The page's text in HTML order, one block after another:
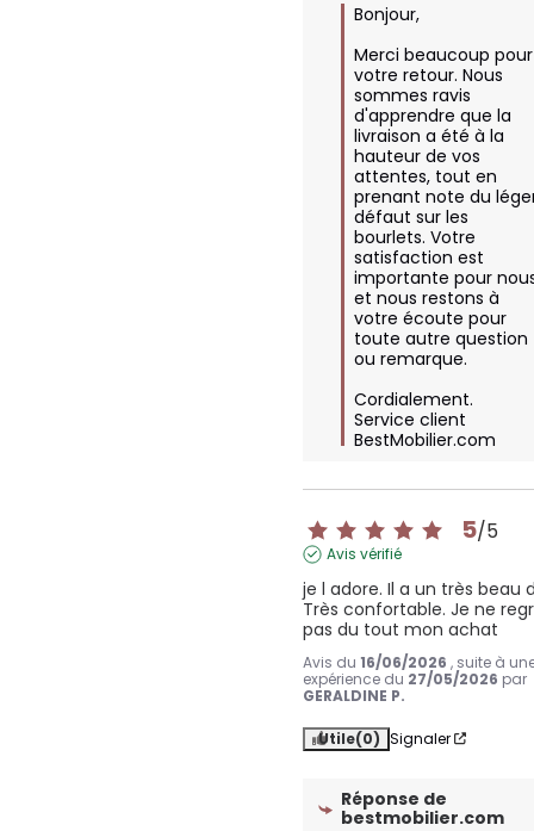
Bonjour,
Merci beaucoup pour
votre retour. Nous
sommes ravis
d'apprendre que la
livraison a été à la
hauteur de vos
attentes, tout en
prenant note du
défaut sur les
bourlets. Votre
satisfaction est
importante pour
et nous restons à
votre écoute pour
toute autre question
ou remarque.
Cordialement.
Service client
BestMobilier.com
5/5
Avis vérifié
je l adore. Il a un très beau
Très confortable. Je ne
pas du tout mon achat
Avis du16/06/2026 , suite à
expérience du 27/05/2026 par
GERALDINE P.
Utile(0) Signaler
Réponse de
bestmobilier.com